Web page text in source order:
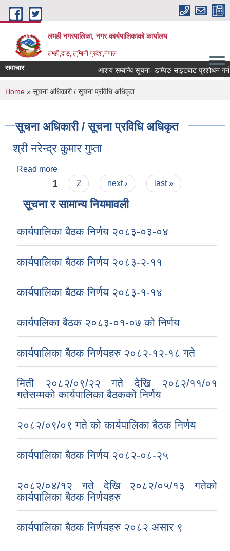
Skip to main content
लमही नगरपालिका, नगर कार्यपालिकाको कार्यालय
लमही,दाङ, लुम्बिनी प्रदेश,नेपाल
समाचार आशय सम्बन्धि सूचना- डम्पिङ साइटबाट प्रशोधन
You are here
Home » सूचना अधिकारी / सूचना प्रविधि अधिकृत
सूचना अधिकारी / सूचना प्रविधि अधिकृत
श्री नरेन्द्र कुमार गुप्ता
Read more
Pages
1 2 next › last »
सूचना र सामान्य नियमावली
कार्यपालिका बैठक निर्णय २०८३-०३-०४
कार्यपालिका बैठक निर्णय २०८३-२-११
कार्यपालिका बैठक निर्णय २०८३-१-१४
कार्यपलिका बैठक २०८३-०१-०७ को निर्णय
कार्यपालिका बैठक निर्णयहरु २०८२-१२-१८ गते
मिती २०८२/०९/२२ गते देखि २०८२/११/०१
गतेसम्मको कार्यपालिका बैठकको निर्णय
२०८२/०९/०९ गते को कार्यपालिका बैठक निर्णय
कार्यपालिका बैठक निर्णय २०८२-०८-२५
२०८२/०४/१२ गते देखि २०८२/०५/१३ गतेको
कार्यपालिका बैठक निर्णयहरु
कार्यपालिका बैठक निर्णयहरु २०८२ असार ९